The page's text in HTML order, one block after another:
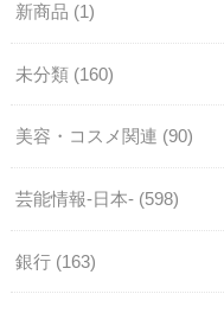
新商品 (1)
未分類 (160)
美容・コスメ関連 (90)
芸能情報-日本- (598)
銀行 (163)